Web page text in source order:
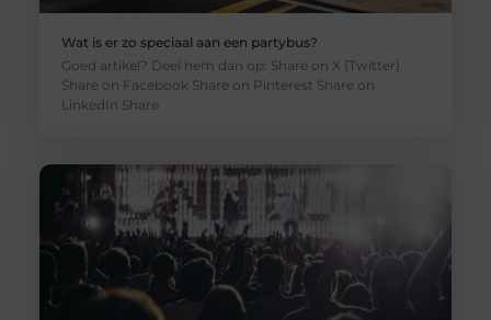
Wat is er zo speciaal aan een partybus?
Goed artikel? Deel hem dan op: Share on X (Twitter)
Share on Facebook Share on Pinterest Share on
LinkedIn Share